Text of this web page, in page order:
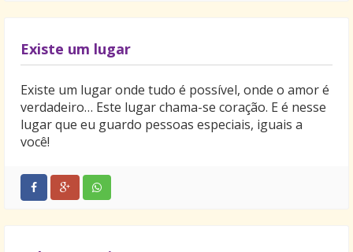
Existe um lugar
Existe um lugar onde tudo é possível, onde o amor é
verdadeiro… Este lugar chama-se coração. E é nesse
lugar que eu guardo pessoas especiais, iguais a
você!